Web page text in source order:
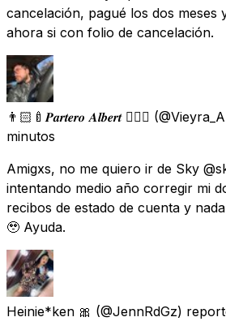
cancelación, pagué los dos meses
ahora si con folio de cancelación.
👨🏻‍🍼𝑷𝒂𝒓𝒕𝒆𝒓𝒐 𝑨𝒍𝒃𝒆𝒓𝒕 🏳️‍🌈💉
minutos
Amigxs, no me quiero ir de Sky
intentando medio año corregir mi
recibos de estado de cuenta y
🥹 Ayuda.
Heinie*ken 🎀 (@JennRdGz)